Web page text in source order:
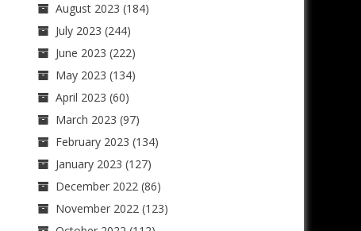
August 2023 (184)
July 2023 (244)
June 2023 (222)
May 2023 (134)
April 2023 (60)
March 2023 (97)
February 2023 (134)
January 2023 (127)
December 2022(86)
November 2022(123)